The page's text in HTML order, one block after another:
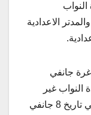
الاعدادية
جانفي
النواب غير
المباشرين في تاريخ نشر هذا الأمر أي في تاريخ 8 جانفي